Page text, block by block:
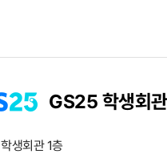
GS25 학생회
학생회관 1층